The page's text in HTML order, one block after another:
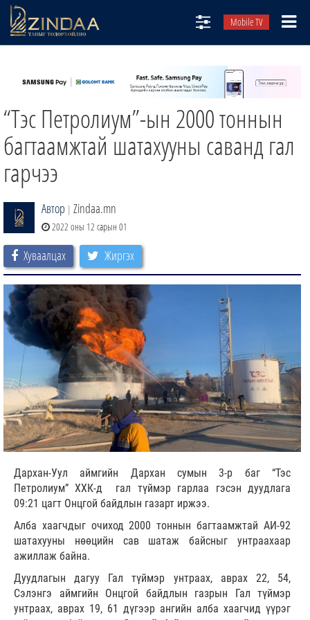
Mobile TV
ТВ8
ӨГЛӨӨНИЙ СОНИН
“Тэс Петролиум”-ын 2000 тоннын
багтаамжтай шатахууны саванд гал
гарчээ
Автор | Zindaa.mn
2022 оны 12 сарын 01
Хуваалцах Жиргэх
Дархан-Уул аймгийн Дархан сумын 3-р баг “Тэс
Петролиум” ХХК-д гал түймэр гарлаа гэсэн дуудлага
09:21 цагт Онцгой байдлын газарт иржээ.
Алба хаагчдыг очиход 2000 тоннын багтаамжтай АИ-92
шатахууны нөөцийн сав шатаж байсныг унтраахаар
ажиллаж байна.
Дуудлагын дагуу Гал түймэр унтраах, аврах 22, 54,
Сэлэнгэ аймгийн Онцгой байдлын газрын Гал түймэр
унтраах, аврах 19, 61 дүгээр ангийн алба хаагчид үүрэг